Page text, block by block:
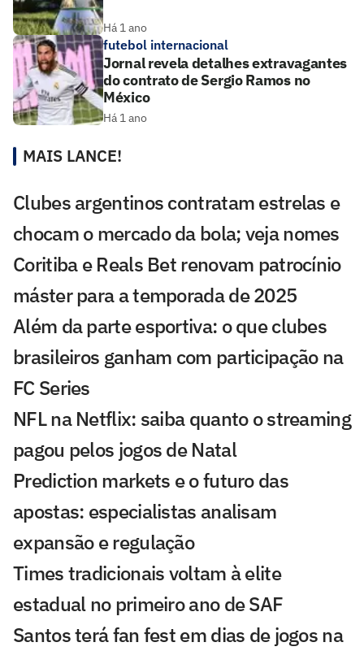
Há 1 ano
futebol internacional
Jornal revela detalhes extravagantes
do contrato de Sergio Ramos no
México
Há 1 ano
MAIS LANCE!
Clubes argentinos contratam estrelas e
chocam o mercado da bola; veja nomes
Coritiba e Reals Bet renovam patrocínio
máster para a temporada de 2025
Além da parte esportiva: o que clubes
brasileiros ganham com participação na
FC Series
NFL na Netflix: saiba quanto o streaming
pagou pelos jogos de Natal
Prediction markets e o futuro das
apostas: especialistas analisam
expansão e regulação
Times tradicionais voltam à elite
estadual no primeiro ano de SAF
Santos terá fan fest em dias de jogos na